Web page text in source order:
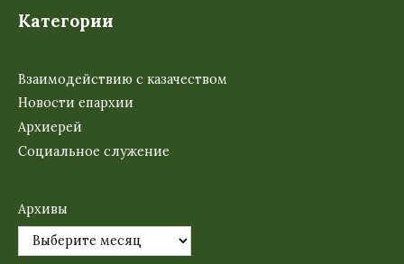
Категории
Взаимодействию с казачеством
Новости епархии
Архиерей
Социальное служение
Архивы